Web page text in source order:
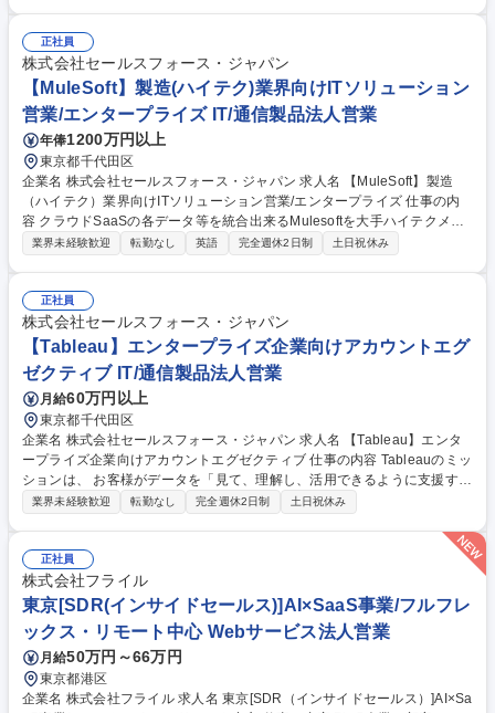
援します。C-levelを含む意思決定者や主要ステークホルダーとの信頼関係
を構築し、顧客の事業目標に沿った中長期的なアカウント戦略を進めま
す。また、他営業部門や社内関係部門と連携し、提案機会の創出、案件推
進、既存拡大、新規開拓を担います。InformaticaとSalesforce双方の価値
を届け、担当アカウントの成長を牽引します。 募集職種 【東京/AccountE
xecutive】Informatica領域の戦略アカウント営業
正社員
株式会社セールスフォース・ジャパン
【MuleSoft】製造(ハイテク)業界向けITソリューション
営業/エンタープライズ IT/通信製品法人営業
年俸1200万円以上
東京都千代田区
企業名 株式会社セールスフォース・ジャパン 求人名 【MuleSoft】製造
（ハイテク）業界向けITソリューション営業/エンタープライズ 仕事の内
容 クラウドSaaSの各データ等を統合出来るMulesoftを大手ハイテクメー
カー向けに直販でご提案して頂きます。Salesforceのシナジーを活かし、
の特性を持つ統合型プラットフォームの機能優位性を生かしながら、エン
タープライズアーキテクチャの変革をリードするソリューションとサービ
スを世界中で提供。 ■MuluSoftの提案だけにとどまらず、「金融業界の未
来を変革していく」という醍醐味を味わえる非常にエキサイティングな環
境になります。 募集職種 【MuleSoft】製造（ハイテク）業界向けITソリ
ューション営業/エンタープライズ
業界未経験歓迎 転勤なし 英語 完全週休2日制 土日祝休み
正社員
株式会社セールスフォース・ジャパン
【Tableau】エンタープライズ企業向けアカウントエグ
ゼクティブ IT/通信製品法人営業
月給60万円以上
東京都千代田区
企業名 株式会社セールスフォース・ジャパン 求人名 【Tableau】エンタ
ープライズ企業向けアカウントエグゼクティブ 仕事の内容 Tableauのミッ
ションは、 お客様がデータを「見て、理解し、活用できるように支援する
こと」です。 Tableau はビジネスインテリジェンス市場に影響を与え、常
課題を深く掘り下げ、最適な解決策を提示します。市場調査からリード獲
得、商談の創出、製品デモンストレーション、導入支援、そしてクロージ
ング、さらには契約後のカスタマーサクセスまで、営業プロセスのすべて
を主体的に動かすダイナミックなポジションです。 募集職種 【Tableau】
エンタープライズ企業向けアカウントエグゼクティブ
業界未経験歓迎 転勤なし 完全週休2日制 土日祝休み
正社員
株式会社フライル
東京[SDR(インサイドセールス)]AI×SaaS事業/フルフレ
ックス・リモート中心 Webサービス法人営業
月給50万円～66万円
東京都港区
企業名 株式会社フライル 求人名 東京[SDR（インサイドセールス）]AI×Sa